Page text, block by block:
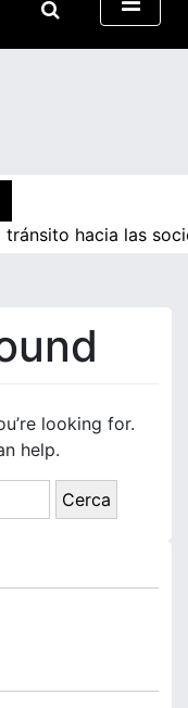
tránsito hacia las
looking for.
help.